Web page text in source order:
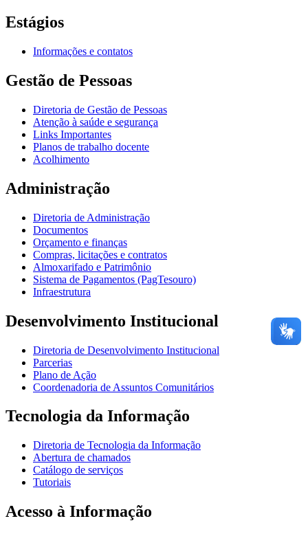
Estágios
Informações e contatos
Gestão de Pessoas
Diretoria de Gestão de Pessoas
Atenção à saúde e segurança
Links Importantes
Planos de trabalho docente
Acolhimento
Administração
Diretoria de Administração
Documentos
Orçamento e finanças
Compras, licitações e contratos
Almoxarifado e Patrimônio
Sistema de Pagamentos (PagTesouro)
Infraestrutura
Desenvolvimento Institucional
Diretoria de Desenvolvimento Institucional
Parcerias
Plano de Ação
Coordenadoria de Assuntos Comunitários
Tecnologia da Informação
Diretoria de Tecnologia da Informação
Abertura de chamados
Catálogo de serviços
Tutoriais
Acesso à Informação